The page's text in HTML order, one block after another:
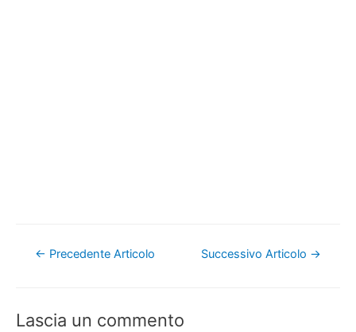
Navigazione
← Precedente Articolo Successivo Articolo →
Lascia un commento